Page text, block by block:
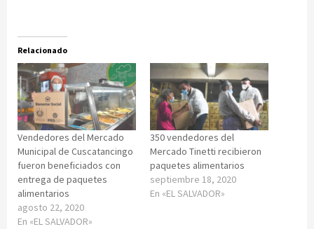
Relacionado
Vendedores del Mercado
Municipal de Cuscatancingo
fueron beneficiados con
entrega de paquetes
alimentarios
agosto 22, 2020
En «EL SALVADOR»
350 vendedores del
Mercado Tinetti recibieron
paquetes alimentarios
septiembre 18, 2020
En «EL SALVADOR»